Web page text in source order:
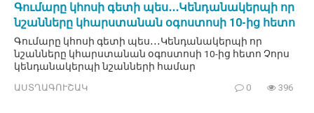
Գումարը կհոսի գետի պես․․․Կենդանակերպի որ
նշանները կհարստանան օգոստոսի 10-ից հետո
Գումարը կհոսի գետի պես․․․Կենդանակերպի որ
նշանները կհարստանան օգոստոսի 10-ից հետո Չորս
կենդանակերպի նշանների համար
ԱՍՏՂԱԳՈՒՇԱԿ 0 396